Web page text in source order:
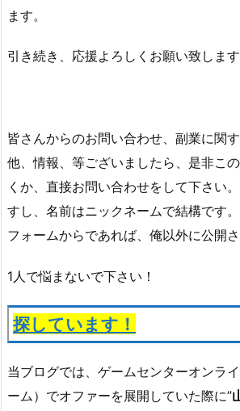
ます。
引き続き、応援よろしくお願い致します
皆さんからのお問い合わせ、副業に関
他、情報、等ございましたら、是非こ
くか、直接お問い合わせをして下さい
すし、名前はニックネームで結構です
フォームからであれば、俺以外に公開さ
1人で悩まないで下さい！
探しています！
当ブログでは、ゲームセンターオンラ
ーム） でオファーを展開していた際に”